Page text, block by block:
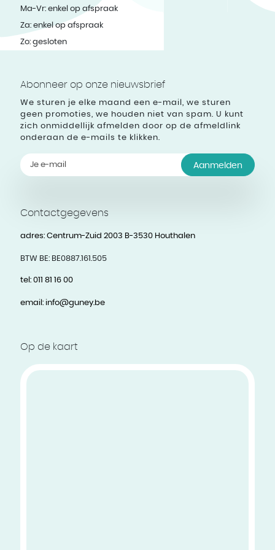
Ma-Vr: enkel op afspraak
Za: enkel op afspraak
Zo: gesloten
Abonneer op onze nieuwsbrief
We sturen je elke maand een e-mail, we sturen
geen promoties, we houden niet van spam. U kunt
zich onmiddellijk afmelden door op de afmeldlink
onderaan de e-mails te klikken.
Aanmelden
Contactgegevens
adres: Centrum-Zuid 2003 B-3530 Houthalen
BTW BE: BE0887.161.505
tel: 011 81 16 00
email: info@guney.be
Op de kaart